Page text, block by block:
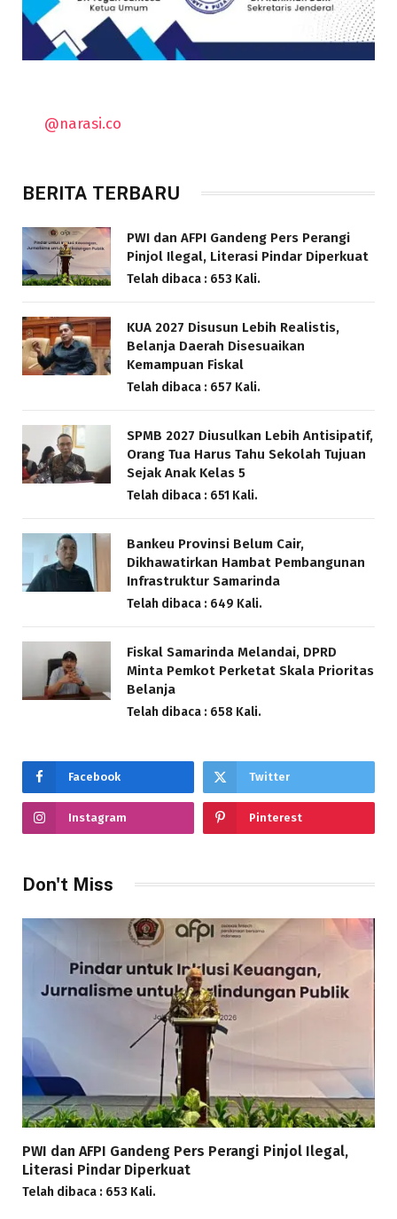
@narasi.co
BERITA TERBARU
PWI dan AFPI Gandeng Pers Perangi
Pinjol Ilegal, Literasi Pindar Diperkuat
Telah dibaca : 653 Kali.
KUA 2027 Disusun Lebih Realistis,
Belanja Daerah Disesuaikan
Kemampuan Fiskal
Telah dibaca : 657 Kali.
SPMB 2027 Diusulkan Lebih Antisipatif,
Orang Tua Harus Tahu Sekolah Tujuan
Sejak Anak Kelas 5
Telah dibaca : 651 Kali.
Bankeu Provinsi Belum Cair,
Dikhawatirkan Hambat Pembangunan
Infrastruktur Samarinda
Telah dibaca : 649 Kali.
Fiskal Samarinda Melandai, DPRD
Minta Pemkot Perketat Skala Prioritas
Belanja
Telah dibaca : 658 Kali.
Facebook Twitter
Instagram Pinterest
Don't Miss
PWI dan AFPI Gandeng Pers Perangi Pinjol Ilegal,
Literasi Pindar Diperkuat
Telah dibaca : 653 Kali.